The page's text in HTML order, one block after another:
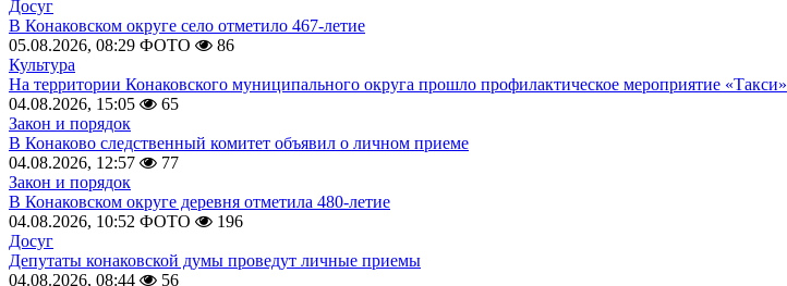
Досуг
В Конаковском округе село отметило 467-летие
05.08.2026, 08:29 ФОТО
86
Культура
На территории Конаковского муниципального округа прошло профилактическое мероприятие «Такси»
04.08.2026, 15:05
65
Закон и порядок
В Конаково следственный комитет объявил о личном приеме
04.08.2026, 12:57
77
Закон и порядок
В Конаковском округе деревня отметила 480-летие
04.08.2026, 10:52 ФОТО
196
Досуг
Депутаты конаковской думы проведут личные приемы
04.08.2026, 08:44
56